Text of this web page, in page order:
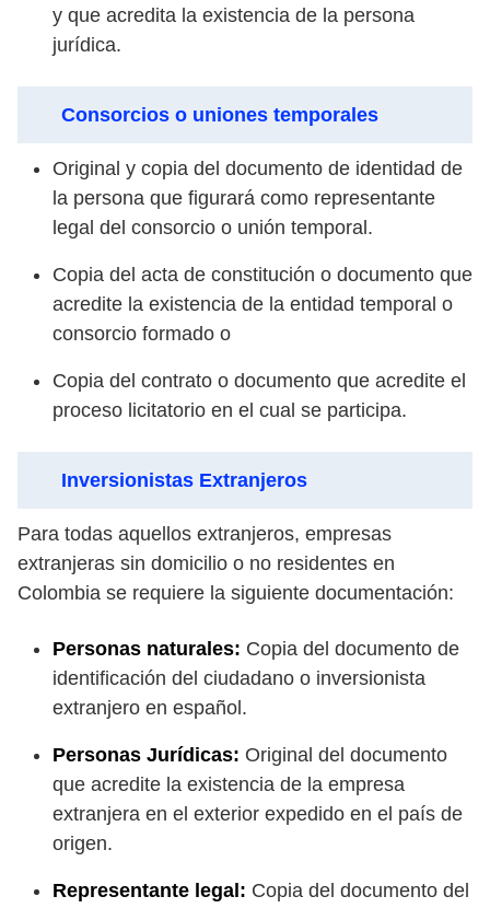
y que acredita la existencia de la persona
jurídica.
Consorcios o uniones temporales
Original y copia del documento de identidad de
la persona que figurará como representante
legal del consorcio o unión temporal.
Copia del acta de constitución o documento que
acredite la existencia de la entidad temporal o
consorcio formado o
Copia del contrato o documento que acredite el
proceso licitatorio en el cual se participa.
Inversionistas Extranjeros
Para todas aquellos extranjeros, empresas
extranjeras sin domicilio o no residentes en
Colombia se requiere la siguiente documentación:
Personas naturales: Copia del documento de
identificación del ciudadano o inversionista
extranjero en español.
Personas Jurídicas: Original del documento
que acredite la existencia de la empresa
extranjera en el exterior expedido en el país de
origen.
Representante legal: Copia del documento del